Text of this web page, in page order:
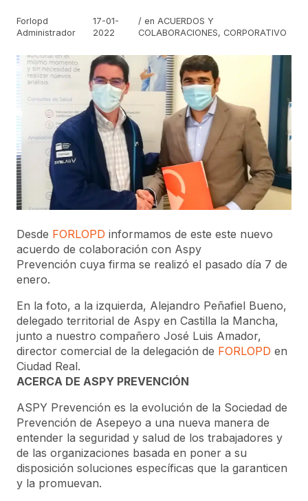
Forlopd
Administrador
17-01-
2022
/ en ACUERDOS Y
COLABORACIONES, CORPORATIVO
Desde FORLOPD informamos de este este nuevo
acuerdo de colaboración con Aspy
Prevención cuya firma se realizó el pasado día 7 de
enero.
En la foto, a la izquierda, Alejandro Peñafiel Bueno,
delegado territorial de Aspy en Castilla la Mancha,
junto a nuestro compañero José Luis Amador,
director comercial de la delegación de FORLOPD en
Ciudad Real.
ACERCA DE ASPY PREVENCIÓN
ASPY Prevención es la evolución de la Sociedad de
Prevención de Asepeyo a una nueva manera de
entender la seguridad y salud de los trabajadores y
de las organizaciones basada en poner a su
disposición soluciones específicas que la garanticen
y la promuevan.